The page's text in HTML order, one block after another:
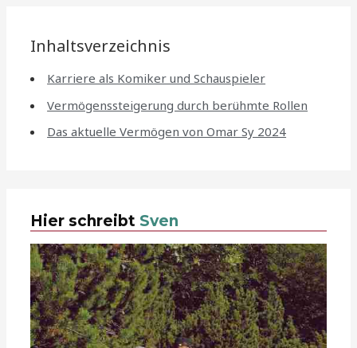
Inhaltsverzeichnis
Karriere als Komiker und Schauspieler
Vermögenssteigerung durch berühmte Rollen
Das aktuelle Vermögen von Omar Sy 2024
Hier schreibt Sven